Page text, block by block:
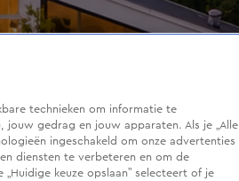
technieken om informatie te
jouw gedrag en jouw apparaten. Als je „Alle
ingeschakeld om onze advertenties
diensten te verbeteren en om de
keuze opslaan” selecteert of je